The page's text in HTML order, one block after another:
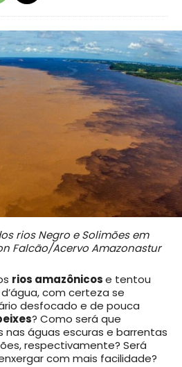
rios Negro e Solimões em
Falcão/Acervo Amazonastur
rios amazônicose tentou
com certeza se
desfocado e de pouca
? Como será que
nas águas escuras e barrentas
respectivamente? Será
com mais facilidade?